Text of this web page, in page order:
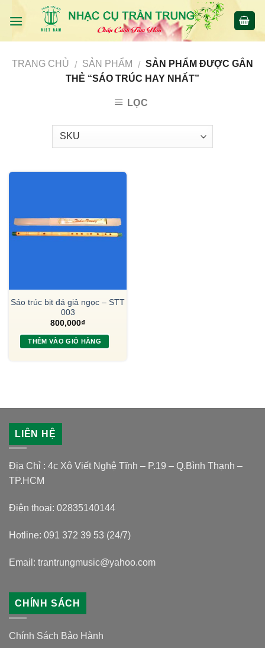
TRANG CHỦ / SẢN PHẨM / SẢN PHẨM ĐƯỢC GẮN
THẺ “SÁO TRÚC HAY NHẤT”
LỌC
Sáo trúc bịt đá giả ngọc – STT
003
800,000₫
THÊM VÀO GIỎ HÀNG
LIÊN HỆ
Địa Chỉ : 4c Xô Viết Nghệ Tĩnh – P.19 – Q.Bình Thạnh –
TP.HCM
Điện thoại: 02835140144
Hotline: 091 372 39 53 (24/7)
Email: trantrungmusic@yahoo.com
CHÍNH SÁCH
Chính Sách Bảo Hành